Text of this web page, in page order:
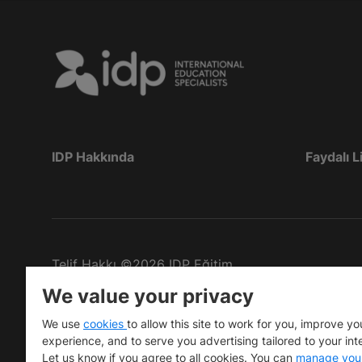
IDP Hakkında Faydalı
Telif Hakkı©2026 IDP Eğitim
Copyright © IELTS Partners. IELTS Partners
Press & Assessment)
Investors Terms of use Privacy policy Disclaimer
We value your privacy
We use cookies to allow this site to work for you, improve
experience, and to serve you advertising tailored to your
Let us know if you agree to all cookies. You can manage